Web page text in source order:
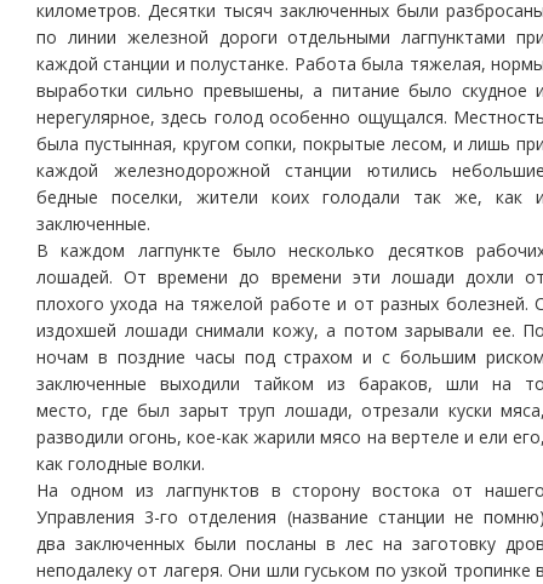
километров. Десятки тысяч заключенных были
по линии железной дороги отдельными лагпунктами
каждой станции и полустанке. Работа была тяжелая,
выработки сильно превышены, а питание было скудное
нерегулярное, здесь голод особенно ощущался.
была пустынная, кругом сопки, покрытые лесом, и лишь
каждой железнодорожной станции ютились
бедные поселки, жители коих голодали так же, как
заключенные.
В каждом лагпункте было несколько десятков
лошадей. От времени до времени эти лошади дохли
плохого ухода на тяжелой работе и от разных болезней.
издохшей лошади снимали кожу, а потом зарывали ее.
ночам в поздние часы под страхом и с большим
заключенные выходили тайком из бараков, шли на
место, где был зарыт труп лошади, отрезали куски
разводили огонь, кое-как жарили мясо на вертеле и ели
как голодные волки.
На одном из лагпунктов в сторону востока от
Управления 3-го отделения (название станции не
два заключенных были посланы в лес на заготовку
неподалеку от лагеря. Они шли гуськом по узкой тропинке